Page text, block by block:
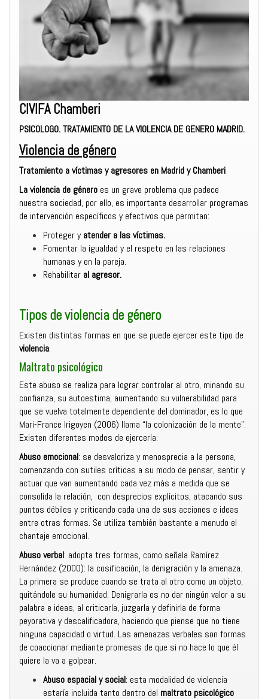
CIVIFA Chamberi
PSICOLOGO. TRATAMIENTO DE LA VIOLENCIA DE GENERO MADRID.
Violencia de género
Tratamiento a víctimas y agresores en Madrid y Chamberi
La violencia de género es un grave problema que padece
nuestra sociedad, por ello, es importante desarrollar programas
de intervención específicos y efectivos que permitan:
Proteger yatender a las víctimas.
Fomentar la igualdad y el respeto en las relaciones
humanas y en la pareja.
Rehabilitar al agresor.
Tipos de violencia de género
Existen distintas formas en que se puede ejercer este tipo de
violencia:
Maltrato psicológico
Este abuso se realiza para lograr controlar al otro, minando su
confianza, su autoestima, aumentando su vulnerabilidad para
que se vuelva totalmente dependiente del dominador, es lo que
Mari-France Irigoyen (2006) llama “la colonización de la mente”.
Existen diferentes modos de ejercerla:
Abuso emocional: se desvaloriza y menosprecia a la persona,
comenzando con sutiles críticas a su modo de pensar, sentir y
actuar que van aumentando cada vez más a medida que se
consolida la relación, con desprecios explícitos, atacando sus
puntos débiles y criticando cada una de sus acciones e ideas
entre otras formas. Se utiliza también bastante a menudo el
chantaje emocional.
Abuso verbal: adopta tres formas, como señala Ramírez
Hernández (2000): la cosificación, la denigración y la amenaza.
La primera se produce cuando se trata al otro como un objeto,
quitándole su humanidad. Denigrarla es no dar ningún valor a su
palabra e ideas, al criticarla, juzgarla y definirla de forma
peyorativa y descalificadora, haciendo que piense que no tiene
ninguna capacidad o virtud. Las amenazas verbales son formas
de coaccionar mediante promesas de que si no hace lo que él
quiere la va a golpear.
Abuso espacial y social: esta modalidad de violencia
estaría incluida tanto dentro del maltrato psicológico